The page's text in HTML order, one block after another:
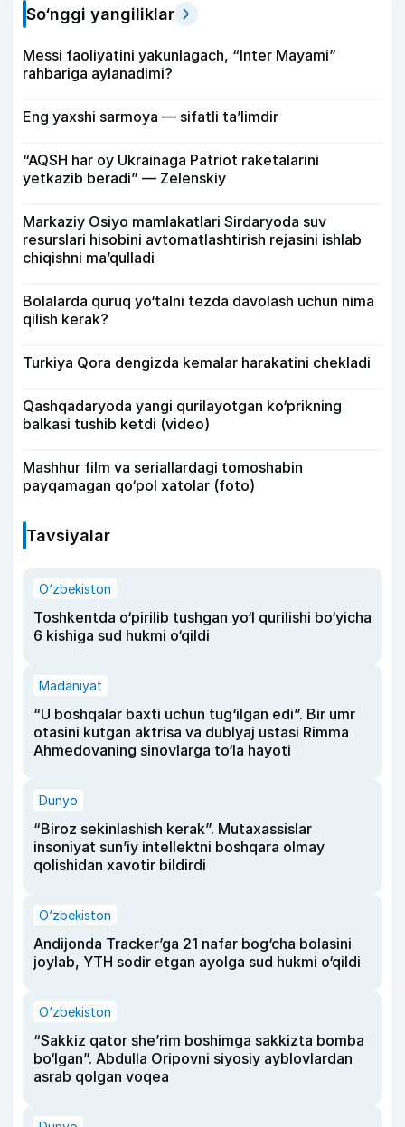
So‘nggi yangiliklar
Messi faoliyatini yakunlagach, “Inter Mayami”
rahbariga aylanadimi?
Eng yaxshi sarmoya — sifatli ta’limdir
“AQSH har oy Ukrainaga Patriot raketalarini
yetkazib beradi” — Zelenskiy
Markaziy Osiyo mamlakatlari Sirdaryoda suv
resurslari hisobini avtomatlashtirish rejasini ishlab
chiqishni ma’qulladi
Bolalarda quruq yo‘talni tezda davolash uchun nima
qilish kerak?
Turkiya Qora dengizda kemalar harakatini chekladi
Qashqadaryoda yangi qurilayotgan ko‘prikning
balkasi tushib ketdi (video)
Mashhur film va seriallardagi tomoshabin
payqamagan qo‘pol xatolar (foto)
Tavsiyalar
O‘zbekiston
Toshkentda o‘pirilib tushgan yo‘l qurilishi bo‘yicha
6 kishiga sud hukmi o‘qildi
Madaniyat
“U boshqalar baxti uchun tug‘ilgan edi”. Bir umr
otasini kutgan aktrisa va dublyaj ustasi Rimma
Ahmedovaning sinovlarga to‘la hayoti
Dunyo
“Biroz sekinlashish kerak”. Mutaxassislar
insoniyat sun’iy intellektni boshqara olmay
qolishidan xavotir bildirdi
O‘zbekiston
Andijonda Tracker’ga 21 nafar bog‘cha bolasini
joylab, YTH sodir etgan ayolga sud hukmi o‘qildi
O‘zbekiston
“Sakkiz qator she’rim boshimga sakkizta bomba
bo‘lgan”. Abdulla Oripovni siyosiy ayblovlardan
asrab qolgan voqea